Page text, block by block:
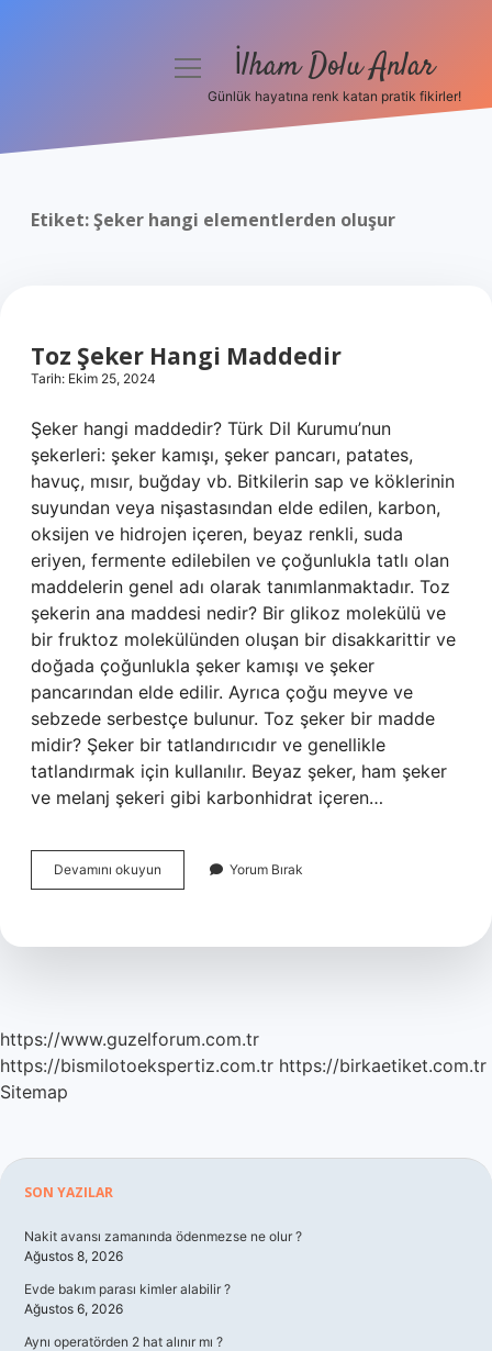
Yasal Uyarı
menüyü İlham Dolu Anlar
Günlük hayatına renk katan pratik fikirler!
Etiket:Şeker hangi elementlerden oluşur
Toz Şeker Hangi Maddedir
Tarih: Ekim 25, 2024
Şeker hangi maddedir? Türk Dil Kurumu’nun
şekerleri: şeker kamışı, şeker pancarı, patates,
havuç, mısır, buğday vb. Bitkilerin sap ve köklerinin
suyundan veya nişastasından elde edilen, karbon,
oksijen ve hidrojen içeren, beyaz renkli, suda
eriyen, fermente edilebilen ve çoğunlukla tatlı olan
maddelerin genel adı olarak tanımlanmaktadır. Toz
şekerin ana maddesi nedir? Bir glikoz molekülü ve
bir fruktoz molekülünden oluşan bir disakkarittir ve
doğada çoğunlukla şeker kamışı ve şeker
pancarından elde edilir. Ayrıca çoğu meyve ve
sebzede serbestçe bulunur. Toz şeker bir madde
midir? Şeker bir tatlandırıcıdır ve genellikle
tatlandırmak için kullanılır. Beyaz şeker, ham şeker
ve melanj şekeri gibi karbonhidrat içeren…
Devamını okuyun
Şeker
Yorum Bırak
https://www.guzelforum.com.tr
https://bismilotoekspertiz.com.tr https://birkaetiket.com.tr
Sitemap
Sidebar
SON YAZILAR
Nakit avansı zamanında ödenmezse ne olur ?
Ağustos 8, 2026
Evde bakım parası kimler alabilir ?
Ağustos 6, 2026
Aynı operatörden 2 hat alınır mı ?